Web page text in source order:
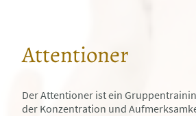
Attentioner
Der Attentioner ist ein
der Konzentration und